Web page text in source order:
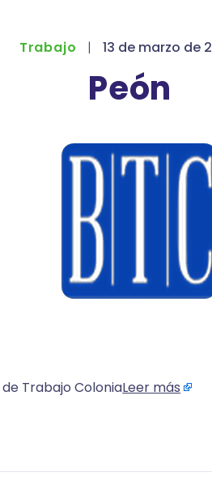
Trabajo | 13 de marzo de
Peón
Trabajo ColoniaLeer más